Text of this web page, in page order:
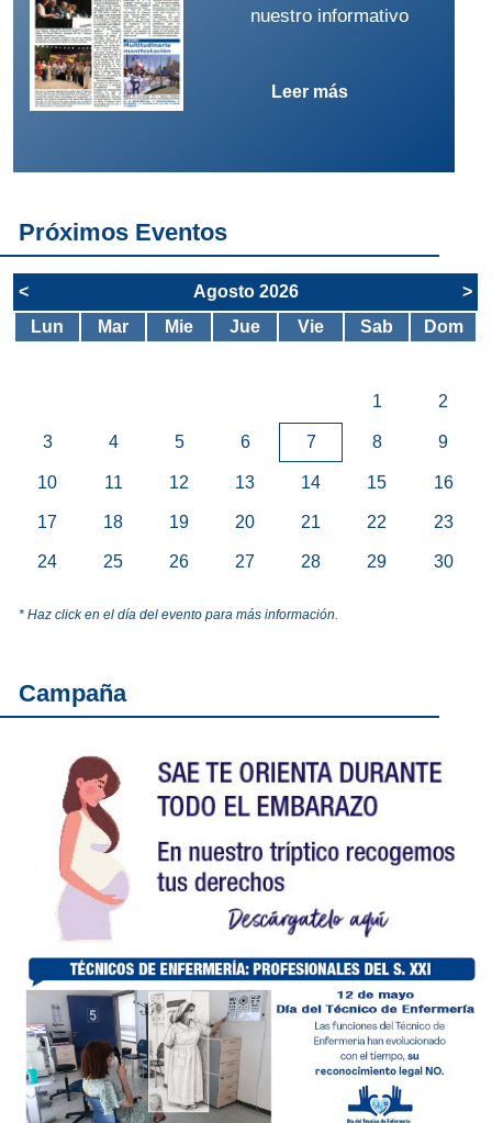
nuestro informativo
Leer más
Próximos Eventos
< Agosto 2026
>
Lun
Mar Mie Jue Vie Sab Dom
1 2
3 4 5 6 7 8 9
10 11 12 13 14 15 16
17 18 19 20 21 22 23
24 25 26 27 28 29 30
* Haz click en el día del evento para más información.
Campaña